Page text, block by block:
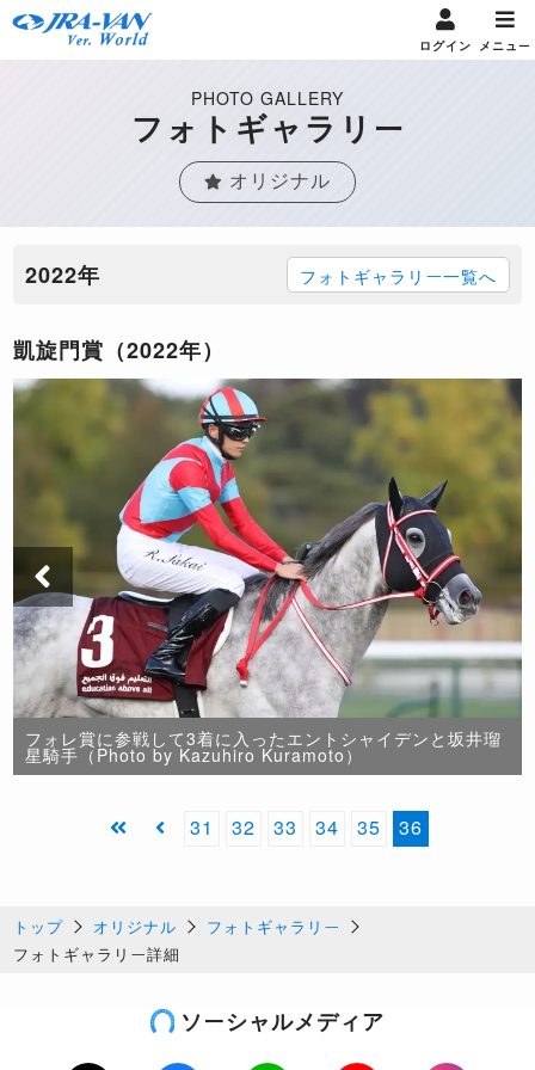
ログイン メニュー
PHOTO GALLERY
フォトギャラリー
オリジナル
2022年 フォトギャラリー一覧へ
凱旋門賞（2022年）
フォレ賞に参戦して3着に入ったエントシャイデンと坂井瑠
星騎手（Photo by Kazuhiro Kuramoto）
31 32 33 34 35 36
トップ オリジナル
フォトギャラリー
フォトギャラリー詳細
ソーシャルメディア